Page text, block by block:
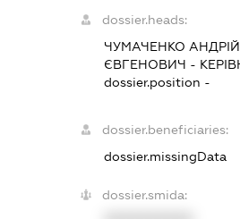
dossier.heads:
ЧУМАЧЕНКО АНДРІЙ
ЄВГЕНОВИЧ -
dossier.position -
dossier.beneficiaries:
dossier.missingData
dossier.smida: